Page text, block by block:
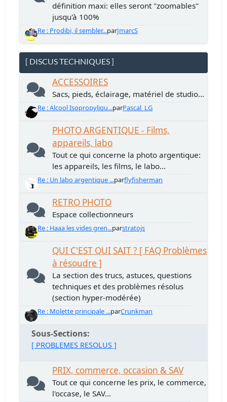
définition maxi: elles seront "zoomables"
jusqu'à 100%
Re : Prodibi, il sembler...parJmarcS
[ DISCUS TECHNIQUES ]
ACCESSOIRES
Sacs, pieds, éclairage, matériel de studio...
Re : Alcool Isopropyliqu...parPascal_LG
PHOTO ARGENTIQUE - Films,
appareils, labo
Tout ce qui concerne la photo argentique:
les appareils, les films, le labo...
Re : Un labo argentique ...parflyfisherman
RETRO PHOTO
Espace collectionneurs
Re : Haaa les vides gren...parstratojs
QUI C'EST QUI SAIT ? [ FAQ Problèmes
à résoudre ]
La section des trucs, astuces, questions
techniques et des problèmes résolus
(section hyper-modérée)
Re : Molette principale ...parCrunkman
Sous-Sections
[ PROBLEMES RESOLUS ]
PRIX, commerce, occasion & SAV
Tout ce qui concerne les prix, le commerce,
l'occase, le SAV...